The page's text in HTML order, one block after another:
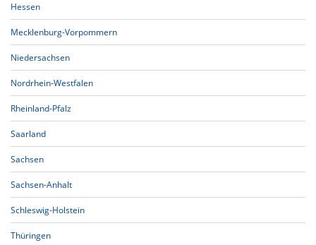
Hessen
Mecklenburg-Vorpommern
Niedersachsen
Nordrhein-Westfalen
Rheinland-Pfalz
Saarland
Sachsen
Sachsen-Anhalt
Schleswig-Holstein
Thüringen